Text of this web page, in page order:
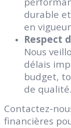
durable
en
Respect
Nous
délais
budget,
de qualité.
Contactez-
financières